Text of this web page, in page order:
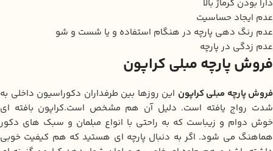
دارا بودن گرماژ بالا
عدم ایجاد حساسیت
عدم رنگ دهی پارچه در هنگام استفاده و یا شست و شو
عدم زدگی در پارچه
فروش پارچه مبلی کراپون
فروش پارچه مبلی کراپون این روزها بین طرفداران دکوراسیون داخلی به
شدت رواج یافته است. دلیل آن هم مشخص است.کراپون بافته‌ ای
خوش‌ دوام و زیباست که به راحتی با انواع مبلمان و سبک‌ های دکور
هماهنگ می شود. اگر به دنبال پارچه‌ ای هستید که هم کیفیت خوبی